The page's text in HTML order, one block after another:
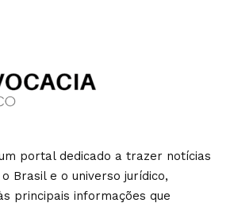
portal dedicado a trazer notícias
Brasil e o universo jurídico,
principais informações que